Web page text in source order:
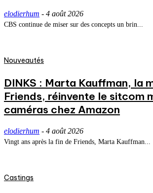
elodierhum - 4 août 2026
CBS continue de miser sur des concepts un brin...
Nouveautés
DINKS : Marta Kauffman, la
Friends, réinvente le sitcom
caméras chez Amazon
elodierhum - 4 août 2026
Vingt ans après la fin de Friends, Marta Kauffman...
Castings